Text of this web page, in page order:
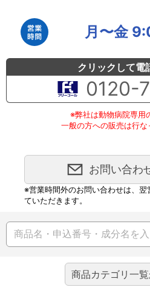
月〜金
クリックして電
0120-
※弊社は動物病院専用
一般の方への販売は行な
お問い合わ
※営業時間外のお問い合わせは、
ていただきます。
商品カテゴリ一